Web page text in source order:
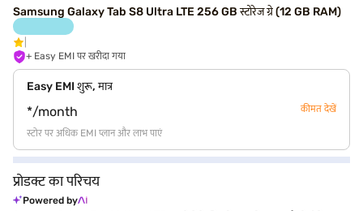
Samsung Galaxy Tab S8 Ultra LTE 256 GB स्टोरेज ग्रे (12 GB RAM)
+ Easy EMI पर खरीदा गया
Easy EMI शुरू, मात्र
*/month कीमत देखें
स्टोर पर अधिक EMI प्लान और लाभ पाएं
प्रोडक्ट का परिचय
Powered by